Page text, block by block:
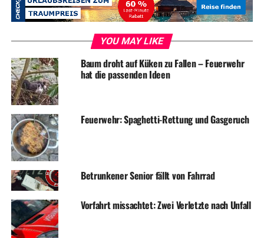
YOU MAY LIKE
Baum droht auf Küken zu Fallen – Feuerwehr
hat die passenden Ideen
Feuerwehr: Spaghetti-Rettung und Gasgeruch
Betrunkener Senior fällt von Fahrrad
Vorfahrt missachtet: Zwei Verletzte nach Unfall